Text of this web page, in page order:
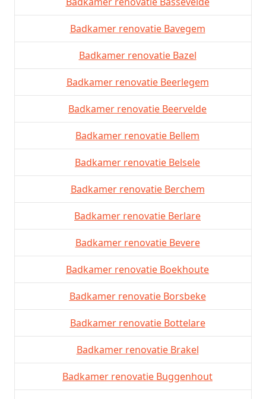
Badkamer renovatie Bavegem
Badkamer renovatie Bazel
Badkamer renovatie Beerlegem
Badkamer renovatie Beervelde
Badkamer renovatie Bellem
Badkamer renovatie Belsele
Badkamer renovatie Berchem
Badkamer renovatie Berlare
Badkamer renovatie Bevere
Badkamer renovatie Boekhoute
Badkamer renovatie Borsbeke
Badkamer renovatie Bottelare
Badkamer renovatie Brakel
Badkamer renovatie Buggenhout